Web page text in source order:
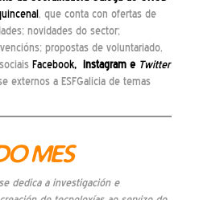
, que conta con ofertas de
novidades do sector;
propostas de voluntariado,
Facebook, instagrame Twitter
externos a ESFGalicia de temas
MES
dedica a investigación e